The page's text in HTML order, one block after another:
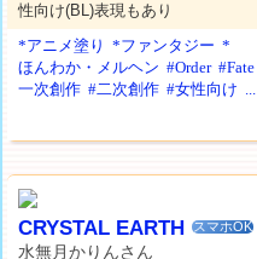
性向け(BL)表現もあり
*アニメ塗り
*ファンタジー *
ほんわか・メルヘン #Order #Fate
一次創作 #二次創作 #女性向け ...
CRYSTAL EARTH スマホOK
水無月かりんさん